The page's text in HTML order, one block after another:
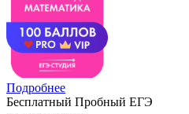
Подробнее
Бесплатный Пробный ЕГЭ